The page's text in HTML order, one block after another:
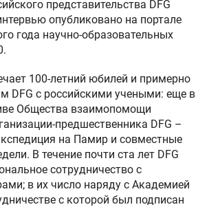
представительства DFG
опубликовано на портале
года научно-образовательных
100-летний юбилей и примерно
DFG с российскими учеными: еще в
Общества взаимопомощи
предшественника DFG –
на Памир и совместные
В течение почти ста лет DFG
сотрудничество с
в их число наряду с Академией
с которой был подписан